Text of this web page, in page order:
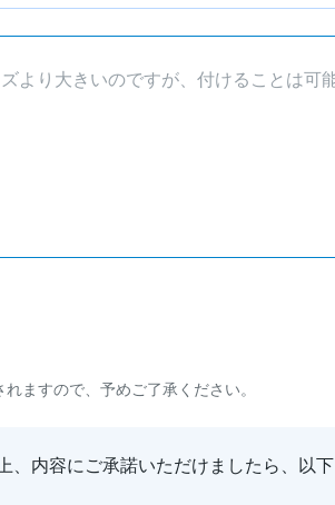
ますので、予めご了承ください。
、内容にご承諾いただけましたら、以下